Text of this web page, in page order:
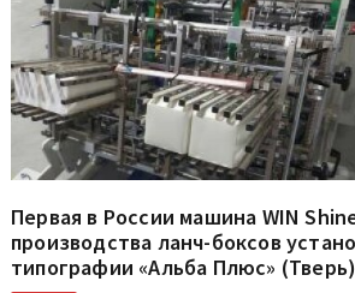
Первая в России машина WIN
производства ланч-боксов
типографии «Альба Плюс» (Тверь)